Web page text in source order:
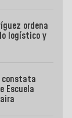
ordena
logístico y
constata
Escuela